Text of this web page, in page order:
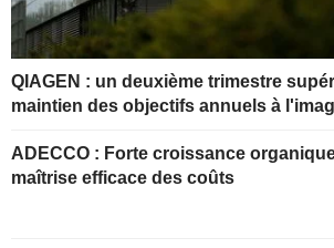
QIAGEN : un deuxième trimestre
maintien des objectifs annuels à
ADECCO : Forte croissance organique et
maîtrise efficace des coûts